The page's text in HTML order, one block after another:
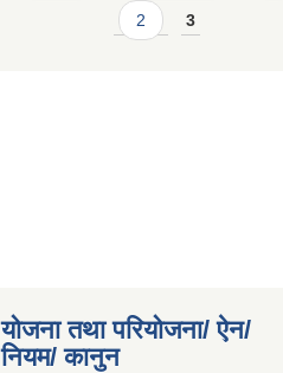
2 3
योजना तथा परियोजना/ ऐन/
नियम/ कानुन